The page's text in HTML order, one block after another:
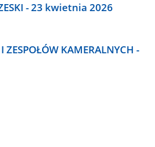
- 23 kwietnia 2026
ZESPOŁÓW KAMERALNYCH -